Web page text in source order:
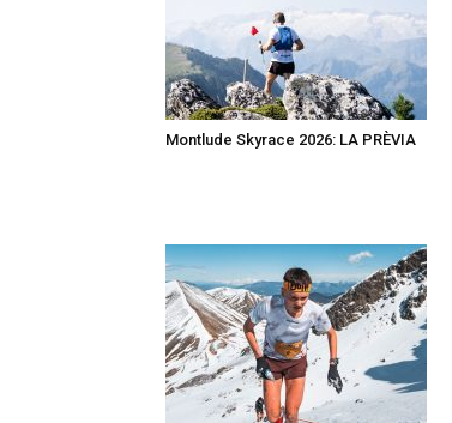
Montlude Skyrace 2026: LA PRÈVIA